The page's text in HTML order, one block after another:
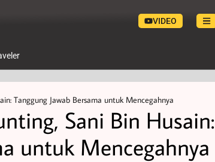
VIDEO
Tanggung Jawab Bersama untuk Mencegahnya
Sani Bin Husain:
untuk Mencegahnya